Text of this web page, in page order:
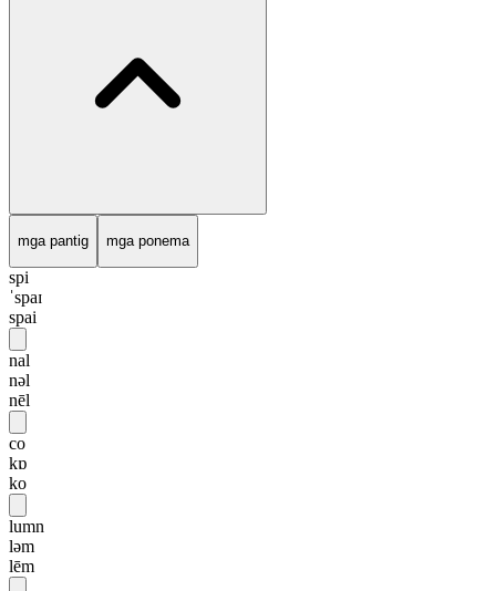
mga pantig mga ponema
spi
ˈspaɪ
spai
nal
nəl
nēl
co
kɒ
ko
lumn
ləm
lēm